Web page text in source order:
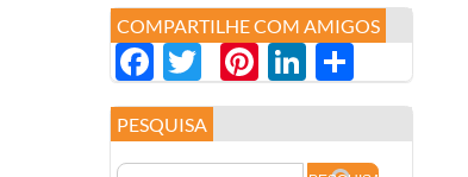
COMPARTILHE COM AMIGOS
Facebook
Twitter
Pinterest
LinkedIn
享
PESQUISA